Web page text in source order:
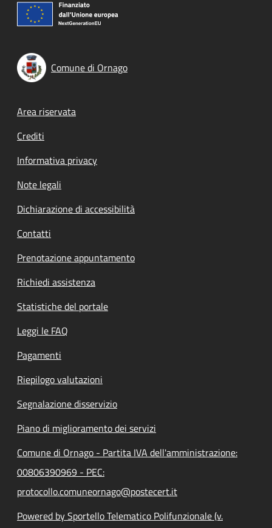
Comune di Ornago
Footer menu
Area riservata
Crediti
Informativa privacy
Note legali
Dichiarazione di accessibilità
Contatti
Prenotazione appuntamento
Richiedi assistenza
Statistiche del portale
Leggi le FAQ
Pagamenti
Riepilogo valutazioni
Segnalazione disservizio
Piano di miglioramento dei servizi
Comune di Ornago - Partita IVA dell'amministrazione:
00806390969 - PEC:
protocollo.comuneornago@postecert.it
Powered by Sportello Telematico Polifunzionale (v.